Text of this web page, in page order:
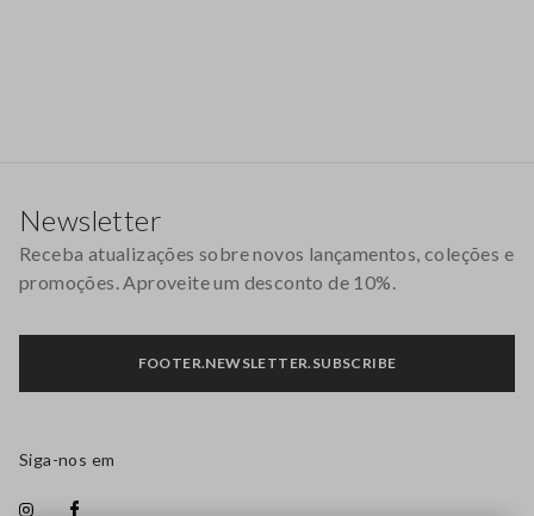
Newsletter
Receba atualizações sobre novos lançamentos, coleções e
promoções. Aproveite um desconto de 10%.
FOOTER.NEWSLETTER.SUBSCRIBE
Siga-nos em